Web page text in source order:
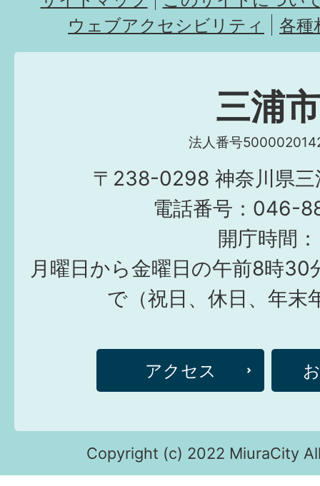
ウェブアクセシビリティ
各種
三浦市
法人番号
〒238-0298 神奈川県三
電話番号：046-
開庁時間：
月曜日から金曜日の午前8時30
で（祝日、休日、年末
アクセス
Copyright (c) 2022 MiuraCity